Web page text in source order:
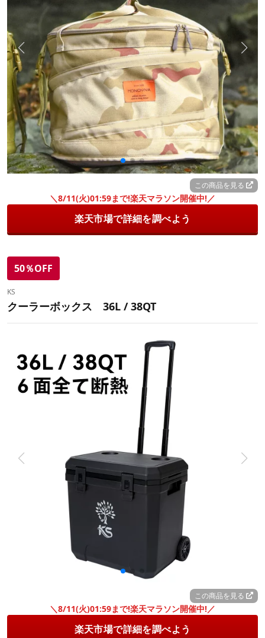
この商品を見る
＼8/11(火)01:59まで!楽天マラソン開催中!／
楽天市場で詳細を調べよう
50％OFF
KS
クーラーボックス 36L / 38QT
この商品を見る
＼8/11(火)01:59まで!楽天マラソン開催中!／
楽天市場で詳細を調べよう